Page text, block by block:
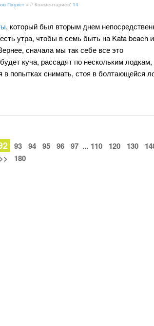
Пхукет » // Комментариев: 14
, который был вторым днем
утра, чтобы в семь быть на Kata beach и
сначала мы так себе все это
куча, рассадят по нескольким лодкам,
в попытках снимать, стоя в болтающейся
93 94 95 96 97 ... 110 120 130
>> 180